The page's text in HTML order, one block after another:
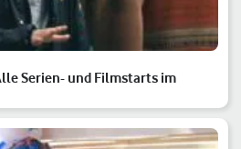
Serien- und Filmstarts im